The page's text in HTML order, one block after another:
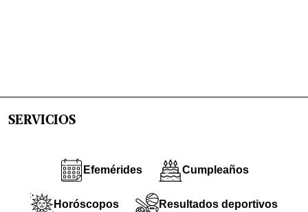
SERVICIOS
Efemérides Cumpleaños
Horóscopos Resultados deportivos